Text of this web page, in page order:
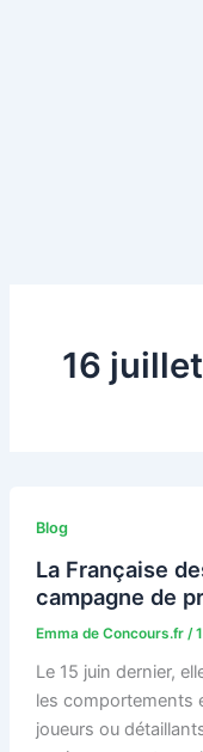
16
Blog
La Française
campagne de
Emma de Concours.fr /
Le 15 juin dernier,
les comportements
joueurs ou